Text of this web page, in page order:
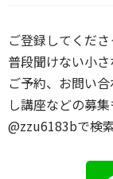
ご登録してくだ
普段聞けない小
ご予約、お問い
し講座などの募
@zzu6183bで検